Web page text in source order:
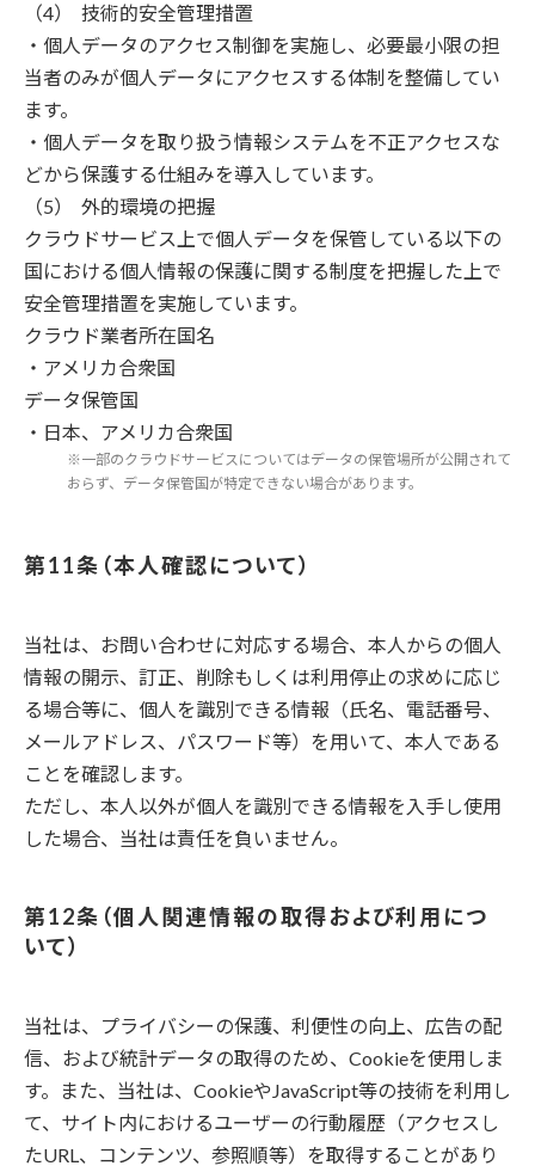
技術的安全管理措置
・個人データのアクセス制御を実施し、必要最小限の担
当者のみが個人データにアクセスする体制を整備してい
ます。
・個人データを取り扱う情報システムを不正アクセスな
どから保護する仕組みを導入しています。
外的環境の把握
クラウドサービス上で個人データを保管している以下の
国における個人情報の保護に関する制度を把握した上で
安全管理措置を実施しています。
クラウド業者所在国名
・アメリカ合衆国
データ保管国
・日本、アメリカ合衆国
※一部のクラウドサービスについてはデータの保管場所が公開されて
おらず、データ保管国が特定できない場合があります。
本人確認について
当社は、お問い合わせに対応する場合、本人からの個人
情報の開示、訂正、削除もしくは利用停止の求めに応じ
る場合等に、個人を識別できる情報（氏名、電話番号、
メールアドレス、パスワード等）を用いて、本人である
ことを確認します。
ただし、本人以外が個人を識別できる情報を入手し使用
した場合、当社は責任を負いません。
個人関連情報の取得および利用につ
いて
当社は、プライバシーの保護、利便性の向上、広告の配
信、および統計データの取得のため、Cookieを使用しま
す。また、当社は、CookieやJavaScript等の技術を利用し
て、サイト内におけるユーザーの行動履歴（アクセスし
たURL、コンテンツ、参照順等）を取得することがあり